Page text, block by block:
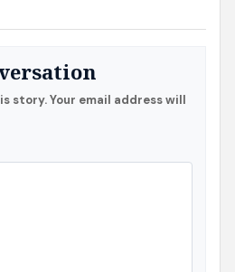
story. Your email address will